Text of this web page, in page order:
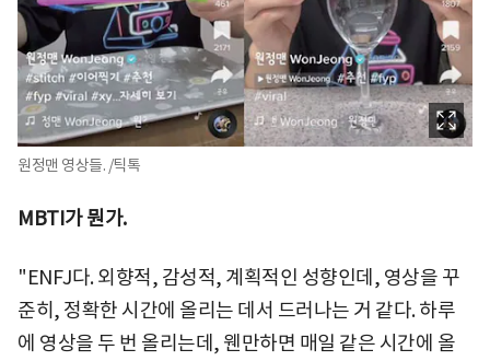
원정맨 영상들. /틱톡
MBTI가 뭔가.
"ENFJ다. 외향적, 감성적, 계획적인 성향인데, 영상을 꾸
준히, 정확한 시간에 올리는 데서 드러나는 거 같다. 하루
에 영상을 두 번 올리는데, 웬만하면 매일 같은 시간에 올